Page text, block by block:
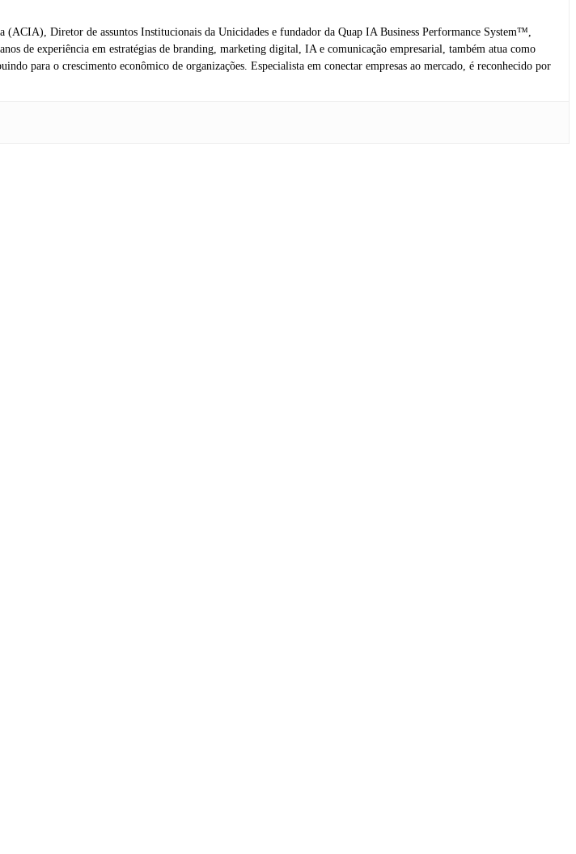
Diretor de assuntos Institucionais da Unicidades e fundador da Quap IA Business Performance System™,
de experiência em estratégias de branding, marketing digital, IA e comunicação empresarial, também atua como
para o crescimento econômico de organizações. Especialista em conectar empresas ao mercado, é reconhecido por